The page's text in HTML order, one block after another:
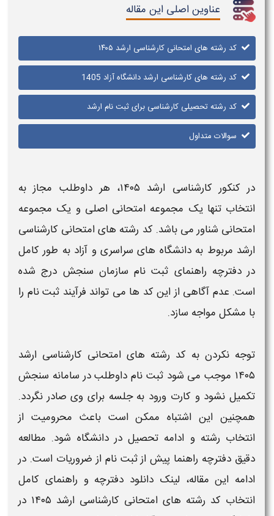
عناوین اصلی این مقاله
کد رشته های امتحانی کارشناسی ارشد ۱۴۰۵
کد رشته های کارشناسی ارشد دانشگاه آزاد 1405
کد رشته تحصیلی کارشناسی برای ثبت نام ارشد
سوالات متداول
در کنکور کارشناسی ارشد ۱۴۰۵
، هر داوطلب مجاز به
انتخاب تنها یک مجموعه امتحانیاصلی و یک مجموعه
امتحانی شناور می‌ باشد. کد رشته های امتحانی کارشناسی
ارشد مربوط به دانشگاه‌ های سراسری و آزاد به طور کامل
در دفترچه راهنمای ثبت نام سازمان سنجش درج شده
است. عدم آگاهی از این کد ها می‌ تواند فرآیند ثبت نام را
با مشکل مواجه سازد.
توجه نکردن به کد رشته های امتحانی کارشناسی ارشد
۱۴۰۵ موجب می‌ شود ثبت نام داوطلب در سامانه سنجش
تکمیل نشود و کارت ورود به جلسه برای وی صادر نگردد.
همچنین این اشتباه ممکن است باعث محرومیت از
انتخاب رشتهو ادامه تحصیل در دانشگاه شود. مطالعه
دقیق دفترچه راهنما پیش از ثبت نام از ضروریات است. در
ادامه این مقاله، لینک دانلود دفترچه و راهنمای کامل
انتخاب کد رشته های امتحانی کارشناسی ارشد ۱۴۰۵
در